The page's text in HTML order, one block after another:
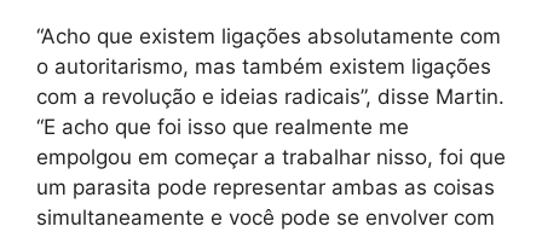
“Acho que existem ligações absolutamente com
o autoritarismo, mas também existem ligações
com a revolução e ideias radicais”, disse Martin.
“E acho que foi isso que realmente me
empolgou em começar a trabalhar nisso, foi que
um parasita pode representar ambas as coisas
simultaneamente e você pode se envolver com